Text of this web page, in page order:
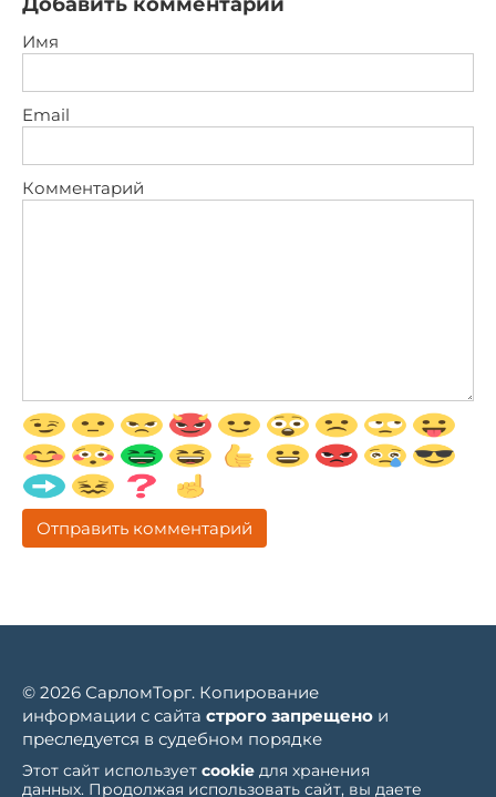
Имя
Email
Комментарий
© 2026 СарломТорг. Копирование
информации с сайта строго запрещено и
преследуется в судебном порядке
Этот сайт использует cookie для хранения
данных. Продолжая использовать сайт, вы даете